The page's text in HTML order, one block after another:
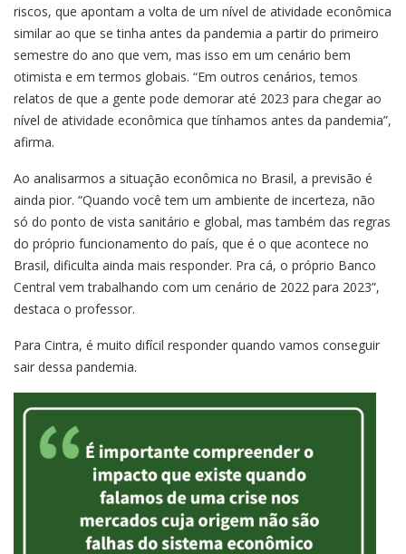
riscos, que apontam a volta de um nível de atividade econômica
similar ao que se tinha antes da pandemia a partir do primeiro
semestre do ano que vem, mas isso em um cenário bem
otimista e em termos globais. “Em outros cenários, temos
relatos de que a gente pode demorar até 2023 para chegar ao
nível de atividade econômica que tínhamos antes da pandemia”,
afirma.
Ao analisarmos a situação econômica no Brasil, a previsão é
ainda pior. “Quando você tem um ambiente de incerteza, não
só do ponto de vista sanitário e global, mas também das regras
do próprio funcionamento do país, que é o que acontece no
Brasil, dificulta ainda mais responder. Pra cá, o próprio Banco
Central vem trabalhando com um cenário de 2022 para 2023”,
destaca o professor.
Para Cintra, é muito difícil responder quando vamos conseguir
sair dessa pandemia.